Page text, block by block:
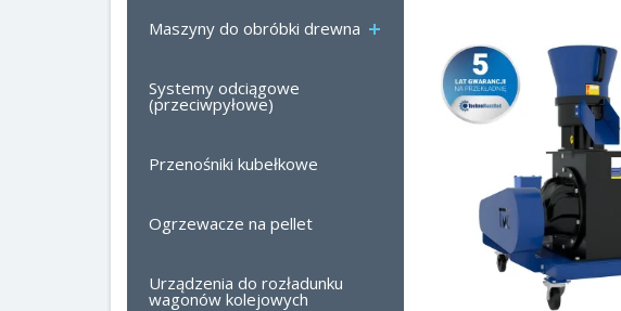
Maszyny do obróbki drewna
Systemy odciągowe
(przeciwpyłowe)
Przenośniki kubełkowe
Ogrzewacze na pellet
Urządzenia do rozładunku
wagonów kolejowych